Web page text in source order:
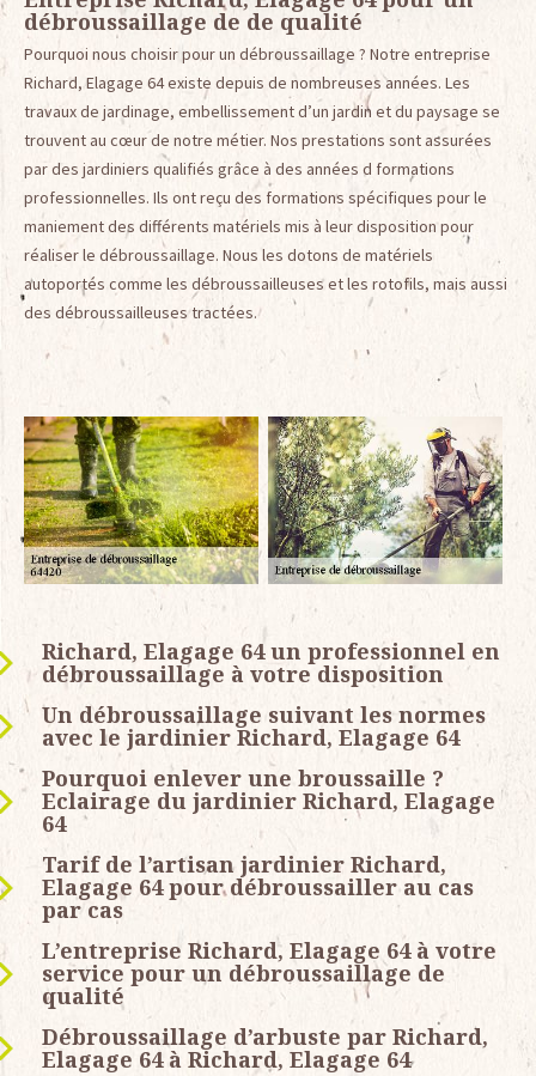
débroussaillage de de qualité
Pourquoi nous choisir pour un débroussaillage ? Notre entreprise
Richard, Elagage 64 existe depuis de nombreuses années. Les
travaux de jardinage, embellissement d’un jardin et du paysage se
trouvent au cœur de notre métier. Nos prestations sont assurées
par des jardiniers qualifiés grâce à des années d formations
professionnelles. Ils ont reçu des formations spécifiques pour le
maniement des différents matériels mis à leur disposition pour
réaliser le débroussaillage. Nous les dotons de matériels
autoportés comme les débroussailleuses et les rotofils, mais aussi
des débroussailleuses tractées.
Richard, Elagage 64 un professionnel en
débroussaillage à votre disposition
Un débroussaillage suivant les normes
avec le jardinier Richard, Elagage 64
Pourquoi enlever une broussaille ?
Eclairage du jardinier Richard, Elagage
64
Tarif de l’artisan jardinier Richard,
Elagage 64 pour débroussailler au cas
par cas
L’entreprise Richard, Elagage 64 à votre
service pour un débroussaillage de
qualité
Débroussaillage d’arbuste par Richard,
Elagage 64 à Richard, Elagage 64